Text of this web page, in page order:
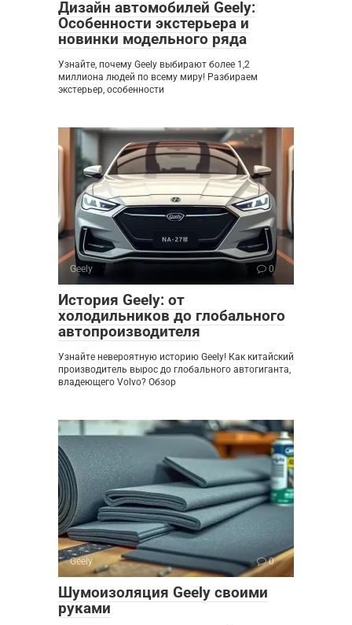
Дизайн автомобилей Geely:
Особенности экстерьера и
новинки модельного ряда
Узнайте, почему Geely выбирают более 1,2
миллиона людей по всему миру! Разбираем
экстерьер, особенности
Geely 0
История Geely: от
холодильников до глобального
автопроизводителя
Узнайте невероятную историю Geely! Как китайский
производитель вырос до глобального автогиганта,
владеющего Volvo? Обзор
Geely 0
Шумоизоляция Geely своими
руками